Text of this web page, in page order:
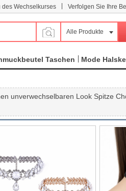
des Wechselkurses Verfolgen Sie Ihre
Alle Produkte
Taschen Mode
unverwechselbaren Look Spitze